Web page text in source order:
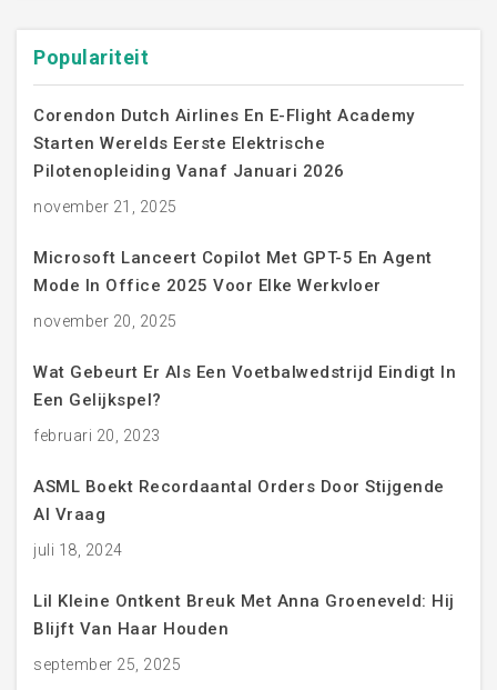
Populariteit
Corendon Dutch Airlines En E-Flight Academy
Starten Werelds Eerste Elektrische
Pilotenopleiding Vanaf Januari 2026
november 21, 2025
Microsoft Lanceert Copilot Met GPT-5 En Agent
Mode In Office 2025 Voor Elke Werkvloer
november 20, 2025
Wat Gebeurt Er Als Een Voetbalwedstrijd Eindigt In
Een Gelijkspel?
februari 20, 2023
ASML Boekt Recordaantal Orders Door Stijgende
AI Vraag
juli 18, 2024
Lil Kleine Ontkent Breuk Met Anna Groeneveld: Hij
Blijft Van Haar Houden
september 25, 2025